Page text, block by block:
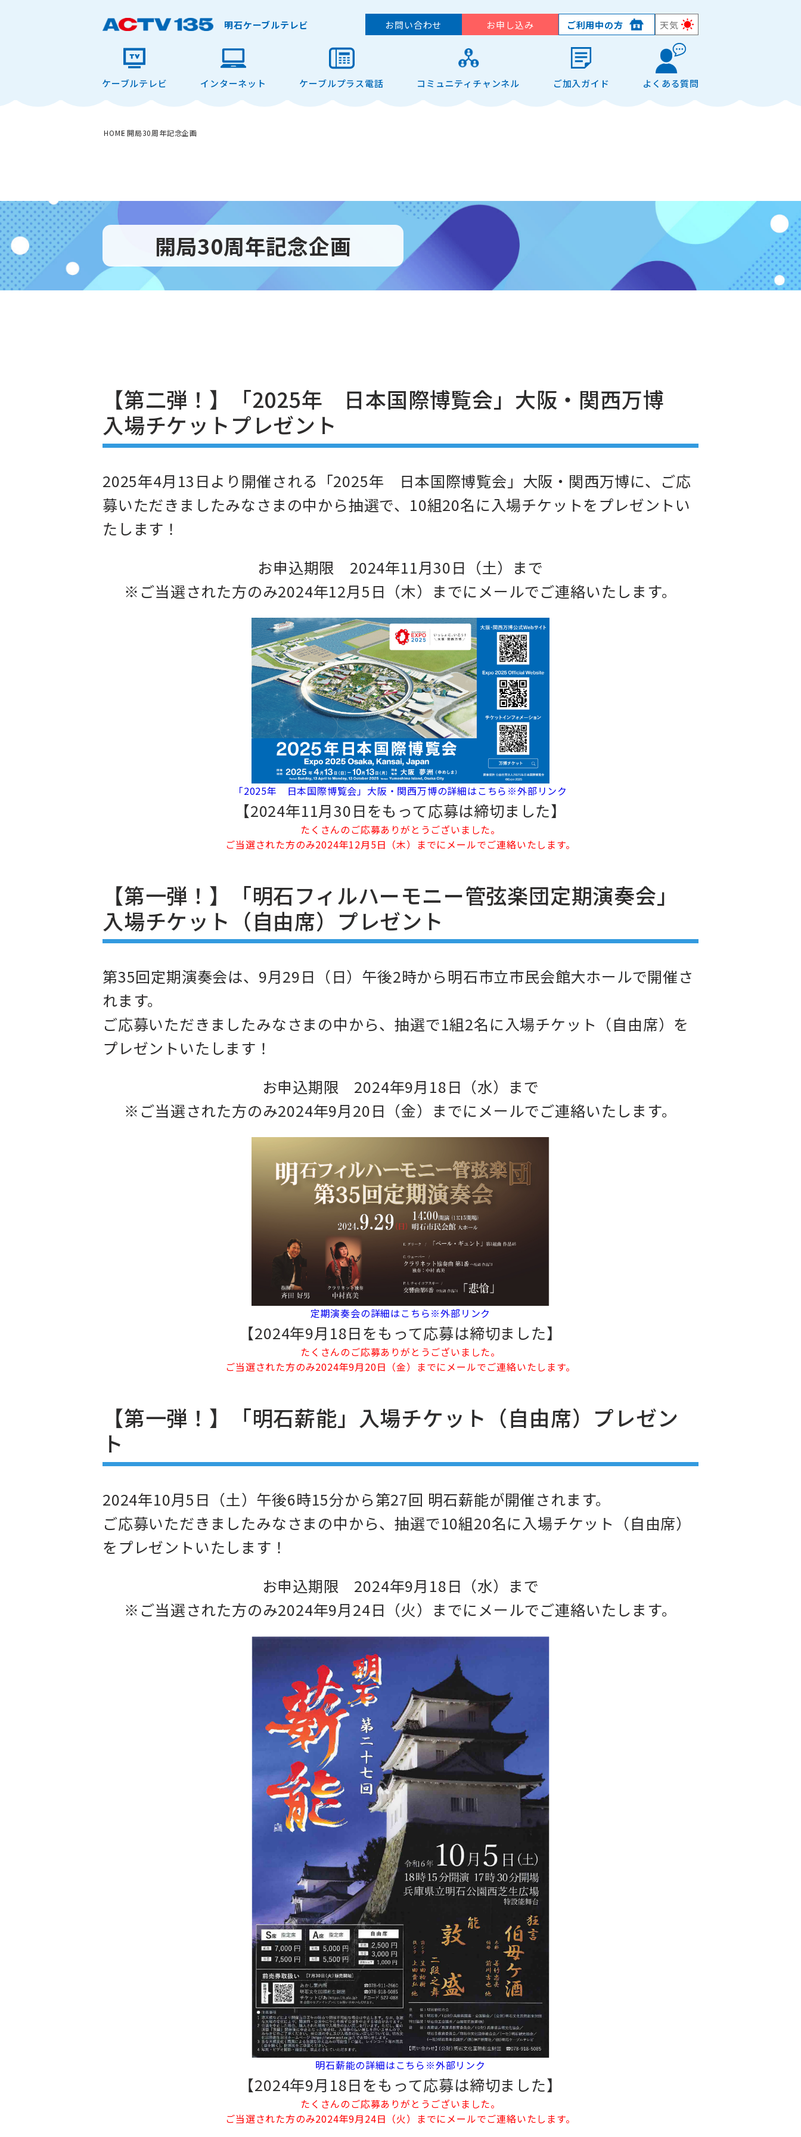
明石ケーブルテレビ お問い合わせ お申し込み ご利用中の方 天気
ケーブルテレビ インターネット ケーブルプラス電話 コミュニティチャンネル ご加入ガイド よくある質問
HOME開局30周年記念企画
開局30周年記念企画
【第二弾！】「2025年 日本国際博覧会」大阪・関西万博
入場チケットプレゼント
2025年4月13日より開催される「2025年 日本国際博覧会」大阪・関西万博に、ご応
募いただきましたみなさまの中から抽選で、10組20名に入場チケットをプレゼントい
たします！
お申込期限 2024年11月30日（土）まで
※ご当選された方のみ2024年12月5日（木）までにメールでご連絡いたします。
「2025年 日本国際博覧会」大阪・関西万博の詳細はこちら※外部リンク
【2024年11月30日をもって応募は締切ました】
たくさんのご応募ありがとうございました。
ご当選された方のみ2024年12月5日（木）までにメールでご連絡いたします。
【第一弾！】「明石フィルハーモニー管弦楽団定期演奏会」
入場チケット（自由席）プレゼント
第35回定期演奏会は、9月29日（日）午後2時から明石市立市民会館大ホールで開催さ
れます。
ご応募いただきましたみなさまの中から、抽選で1組2名に入場チケット（自由席）を
プレゼントいたします！
お申込期限 2024年9月18日（水）まで
※ご当選された方のみ2024年9月20日（金）までにメールでご連絡いたします。
定期演奏会の詳細はこちら※外部リンク
【2024年9月18日をもって応募は締切ました】
たくさんのご応募ありがとうございました。
ご当選された方のみ2024年9月20日（金）までにメールでご連絡いたします。
【第一弾！】「明石薪能」入場チケット（自由席）プレゼン
ト
2024年10月5日（土）午後6時15分から第27回 明石薪能が開催されます。
ご応募いただきましたみなさまの中から、抽選で10組20名に入場チケット（自由席）
をプレゼントいたします！
お申込期限 2024年9月18日（水）まで
※ご当選された方のみ2024年9月24日（火）までにメールでご連絡いたします。
明石薪能の詳細はこちら※外部リンク
【2024年9月18日をもって応募は締切ました】
たくさんのご応募ありがとうございました。
ご当選された方のみ2024年9月24日（火）までにメールでご連絡いたします。